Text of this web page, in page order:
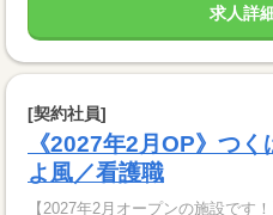
求人詳
[契約社員]
《2027年2月OP》つ
よ風／看護職
【2027年2月オープンの施設です